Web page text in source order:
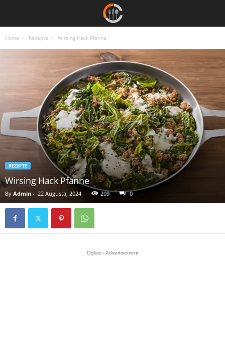
Home Rezepte Wirsing Hack Pfanne
REZEPTE
Wirsing Hack Pfanne
By Admin - 22 Augusta, 2024 209 0
Oglasi - Advertisement